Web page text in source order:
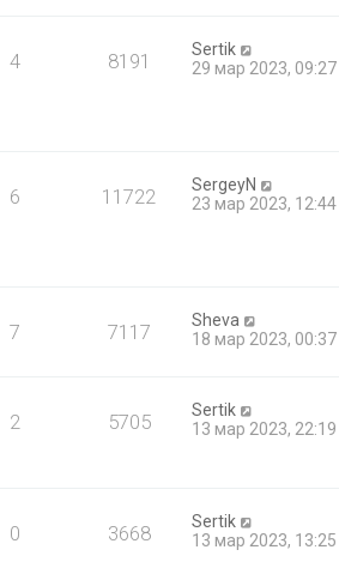
4 8191
Sertik
29 мар 2023, 09:27
6 11722
SergeyN
23 мар 2023, 12:44
7 7117
Sheva
18 мар 2023, 00:37
2 5705
Sertik
13 мар 2023, 22:19
0 3668
Sertik
13 мар 2023, 13:25